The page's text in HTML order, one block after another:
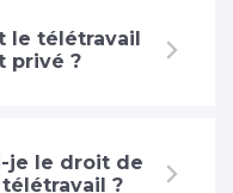
le télétravail
privé ?
je le droit de
?